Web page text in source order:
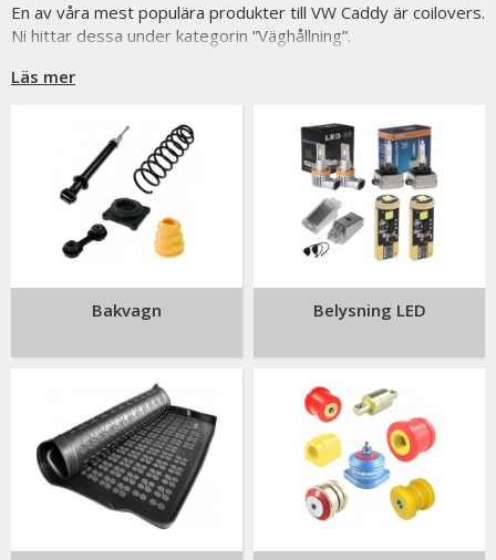
En av våra mest populära produkter till VW Caddy är coilovers.
Ni hittar dessa under kategorin ”Väghållning”.
annan styling så finner du dessa i kategorin ”Styling /
Stötfångare”.
Vi har även spacers, bilmattor, led belysning, rattnav och
övriga stylingprodukter till VW Caddy.
Är du osäker på om produkten passar din bil?
Läs mer
Bakvagn Belysning LED